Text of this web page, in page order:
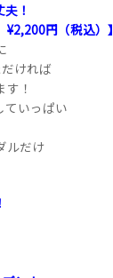
！
円（税込）】
ければ
！
ていっぱい
ルだけ